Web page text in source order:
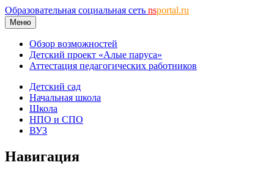
Образовательная социальная сеть nsportal.ru
Меню
Обзор возможностей
Детский проект «Алые паруса»
Аттестация педагогических работников
Детский сад
Начальная школа
Школа
НПО и СПО
ВУЗ
Навигация